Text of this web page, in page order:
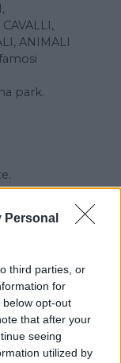
Personal
third parties, or
for
opt-out
that after your
seeing
utilized by
ANIMALI
park.